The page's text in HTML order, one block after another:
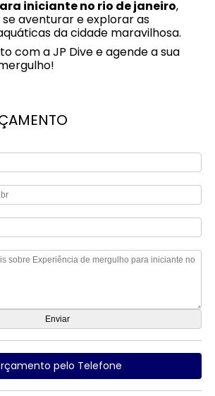
iniciante no rio de janeiro,
aventurar e explorar as
da cidade maravilhosa.
com a JP Dive e agende a sua
pelo Telefone